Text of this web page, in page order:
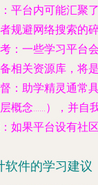
：平台内可能汇聚
规避网络搜索的
：一些学习平台
相关资源库，将
：助学精灵通常
概念……），并自
：如果平台设有社
软件的学习建议